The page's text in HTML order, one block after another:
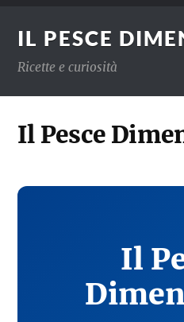
IL PESCE
Ricette e curiosità
Il Pesce
Il